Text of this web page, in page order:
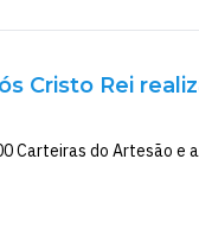
Cristo Rei
Carteiras do Artesão